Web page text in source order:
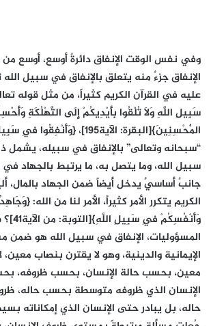
وفي نفس الوقت الإنفاق دائرةٌ أوسع، أوسع من
الإنفاق جزءٌ منه يتعلق بالإنفاق في سبيل
عليه في القرآن الكريم كثيراً، من مثل قوله
سَبِيلِ اللَّهِ وَلَا تُلْقُوا بِأَيْدِيكُمْ إِلَى التَّهْلُكَةِ
الْمُحْسِنِينَ}[البقرة: الآية195]،
“سبحانه وتعالى” بالإنفاق في سبيله، يشمل
سبيل الله، وما يتصل به، ما يرتبط بالجهاد
جانبٌ أساسيٌ يدخل أيضاً ضمن الجهاد بالمال،
الكريم يتكرر الأمر كثيراً، الأمر لنا من الله:
المسؤوليات، الإنفاق في سبيل الله هو ضمن
الإيمانية والدينية، وهو لا يقترن بنصاب
معين، بحسب حالة الإنسان، بحسب ظروفه،
الإنسان الذي ظروفه متوسطة بحسب حاله،
حاله، بل يبادر حتى الإنسان الذي إمكاناته